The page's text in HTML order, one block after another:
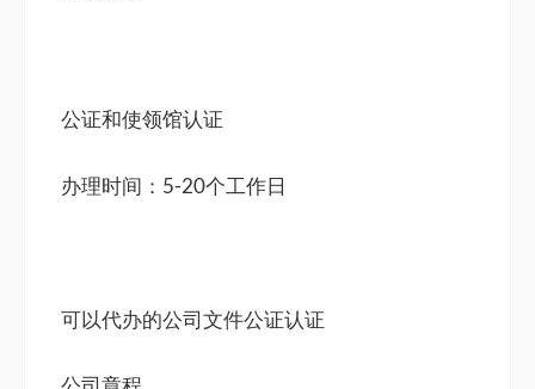
公证和使领馆认证
办理时间：5-20个工作日
可以代办的公司文件公证认证